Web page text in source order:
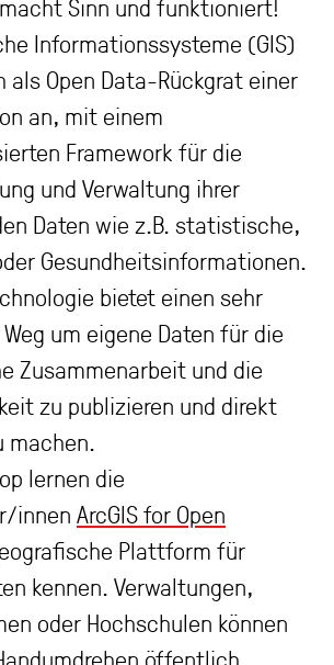
Sinn und funktioniert!
Informationssysteme (GIS)
als Open Data-Rückgrat einer
an, mit einem
Framework für die
und Verwaltung ihrer
Daten wie z.B. statistische,
Gesundheitsinformationen.
bietet einen sehr
um eigene Daten für die
Zusammenarbeit und die
zu publizieren und direkt
machen.
lernen die
innen ArcGIS for Open
Plattform für
kennen. Verwaltungen,
oder Hochschulen können
öffentlich